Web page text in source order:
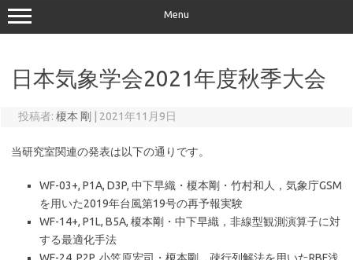
Menu
日本気象学会2021年度秋季大会
投稿者: 榎本 剛 2021年11月9日
当研究室関連の発表は以下の通りです。
WF-03+, P1A, D3P, 中下早織・榎本剛・竹村和人，気象庁GSM
を用いた2019年台風第19号の再予報実験
WF-14+, P1L, B5A, 榎本剛・中下早織，非線型観測演算子に対
する最適化手法
WF-24, P2P, 小笠原宏司・榎本剛，疎行列解法を用いたRBF浅